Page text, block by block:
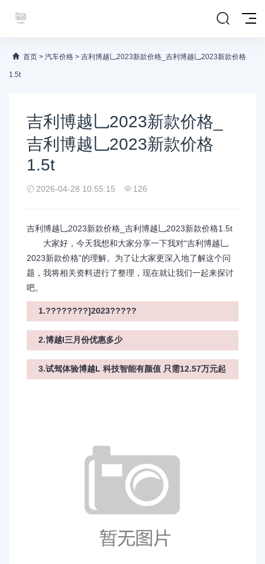
首页 > 汽车价格 > 吉利博越乚2023新款价格_吉利博越乚2023新款价格
1.5t
吉利博越乚2023新款价格_
吉利博越乚2023新款价格
1.5t
2026-04-28 10:55:15 126
吉利博越乚2023新款价格_吉利博越乚2023新款价格1.5t
大家好，今天我想和大家分享一下我对“吉利博越乚
2023新款价格”的理解。为了让大家更深入地了解这个问
题，我将相关资料进行了整理，现在就让我们一起来探讨
吧。
1.????????]2023?????
2.博越l三月份优惠多少
3.试驾体验博越L 科技智能有颜值 只需12.57万元起